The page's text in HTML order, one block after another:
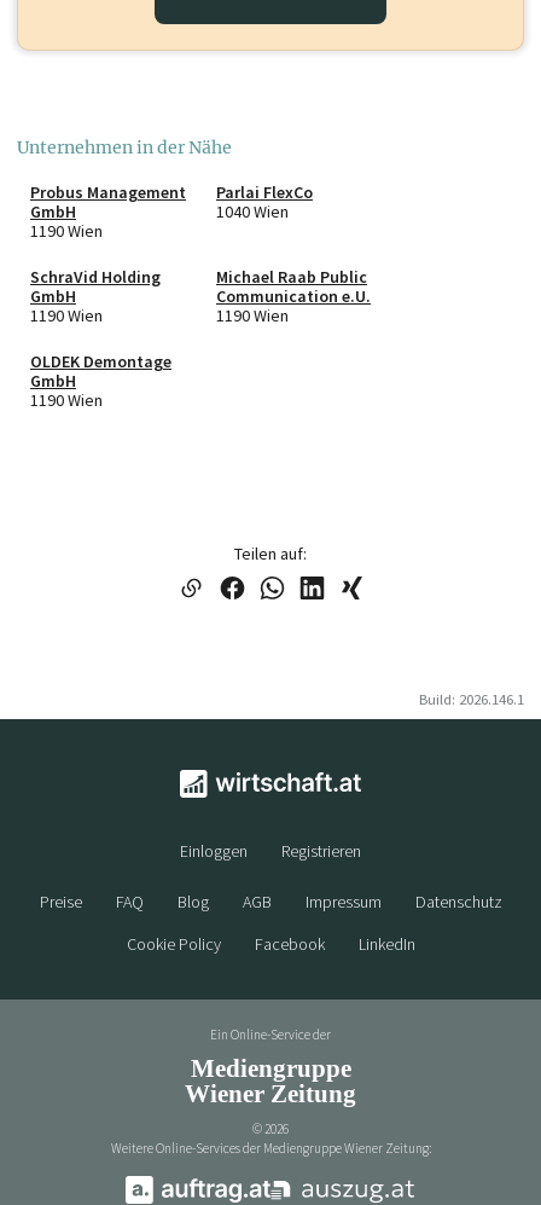
Unternehmen in der Nähe
Probus Management
GmbH
1190 Wien
Parlai FlexCo
1040 Wien
SchraVid Holding
GmbH
1190 Wien
Michael Raab Public
Communication e.U.
1190 Wien
OLDEK Demontage
GmbH
1190 Wien
Teilen auf:
Build: 2026.146.1
Einloggen Registrieren
Preise FAQ Blog AGB Impressum
Datenschutz
Cookie Policy
Facebook LinkedIn
Ein Online-Service der
Mediengruppe
Wiener Zeitung
© 2026
Weitere Online-Services der Mediengruppe Wiener Zeitung: